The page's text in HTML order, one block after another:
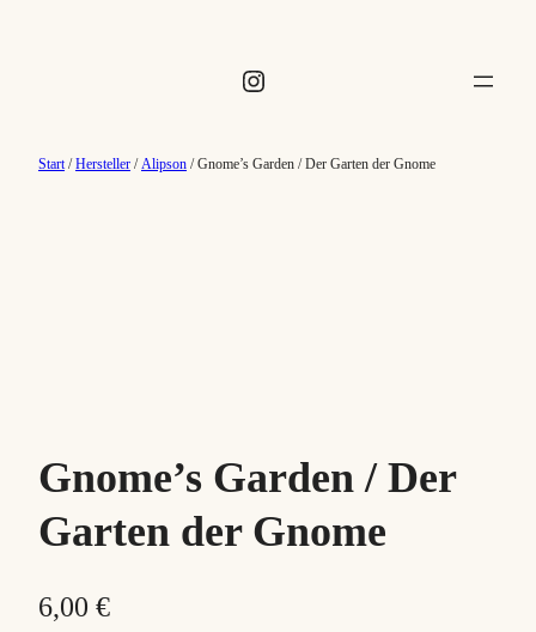
Instagram
Start/Hersteller /Alipson / Gnome’s Garden / Der Garten der Gnome
Gnome’s Garden / Der
Garten der Gnome
6,00 €